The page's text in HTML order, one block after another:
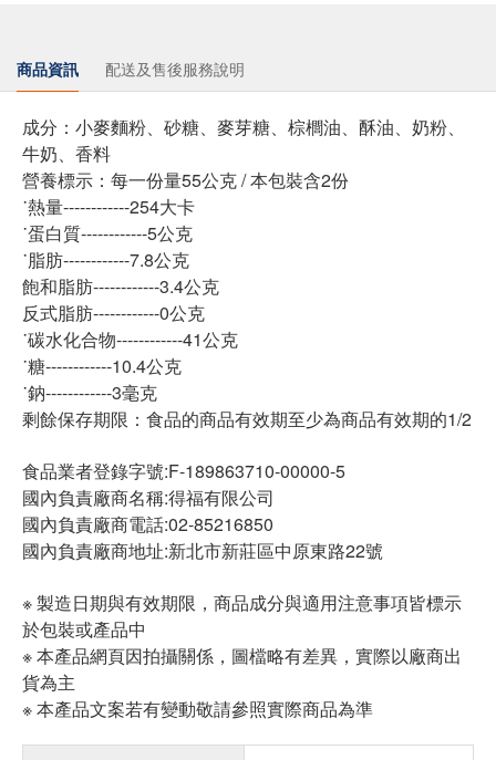
商品資訊 配送及售後服務說明
成分：小麥麵粉、砂糖、麥芽糖、棕櫚油、酥油、奶粉、
牛奶、香料
營養標示：每一份量55公克 / 本包裝含2份
˙熱量------------254大卡
˙蛋白質------------5公克
˙脂肪------------7.8公克
飽和脂肪------------3.4公克
反式脂肪------------0公克
˙碳水化合物------------41公克
˙糖------------10.4公克
˙鈉------------3毫克
剩餘保存期限：食品的商品有效期至少為商品有效期的1/2
食品業者登錄字號:F-189863710-00000-5
國內負責廠商名稱:得福有限公司
國內負責廠商電話:02-85216850
國內負責廠商地址:新北市新莊區中原東路22號
※ 製造日期與有效期限，商品成分與適用注意事項皆標示
於包裝或產品中
※ 本產品網頁因拍攝關係，圖檔略有差異，實際以廠商出
貨為主
※ 本產品文案若有變動敬請參照實際商品為準